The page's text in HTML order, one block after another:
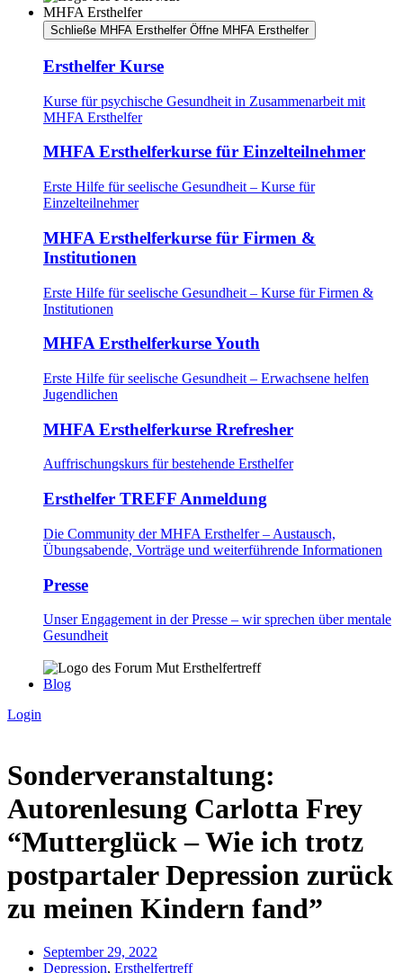
MHFA Ersthelfer
Schließe MHFA Ersthelfer Öffne MHFA Ersthelfer
Ersthelfer Kurse
Kurse für psychische Gesundheit in Zusammenarbeit mit
MHFA Ersthelfer
MHFA Ersthelferkurse für Einzelteilnehmer
Erste Hilfe für seelische Gesundheit – Kurse für
Einzelteilnehmer
MHFA Ersthelferkurse für Firmen &
Institutionen
Erste Hilfe für seelische Gesundheit – Kurse für Firmen &
Institutionen
MHFA Ersthelferkurse Youth
Erste Hilfe für seelische Gesundheit – Erwachsene helfen
Jugendlichen
MHFA Ersthelferkurse Rrefresher
Auffrischungskurs für bestehende Ersthelfer
Ersthelfer TREFF Anmeldung
Die Community der MHFA Ersthelfer – Austausch,
Übungsabende, Vorträge und weiterführende Informationen
Presse
Unser Engagement in der Presse – wir sprechen über mentale
Gesundheit
Blog
Login
Sonderveranstaltung:
Autorenlesung Carlotta Frey
“Mutterglück – Wie ich trotz
postpartaler Depression zurück
zu meinen Kindern fand”
September 29, 2022
Depression, Ersthelfertreff